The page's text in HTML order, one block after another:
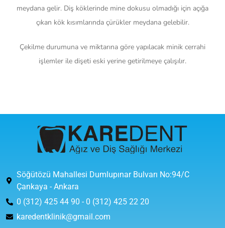
meydana gelir. Diş köklerinde mine dokusu olmadığı için açığa
çıkan kök kısımlarında çürükler meydana gelebilir.
Çekilme durumuna ve miktarına göre yapılacak minik cerrahi
işlemler ile dişeti eski yerine getirilmeye çalışılır.
Söğütözü Mahallesi Dumlupınar Bulvarı No:94/C
Çankaya - Ankara
0 (312) 425 44 90 - 0 (312) 425 22 20
karedentklinik@gmail.com